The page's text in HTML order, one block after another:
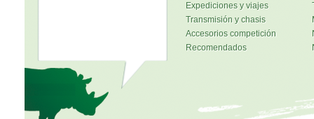
Expediciones y viajes
Transmisión y chasis
Accesorios competición
Recomendados